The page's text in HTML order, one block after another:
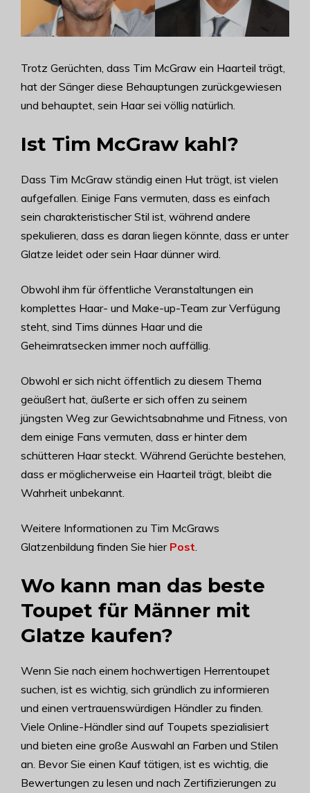
Trotz Gerüchten, dass Tim McGraw ein Haarteil trägt,
hat der Sänger diese Behauptungen zurückgewiesen
und behauptet, sein Haar sei völlig natürlich.
Ist Tim McGraw kahl?
Dass Tim McGraw ständig einen Hut trägt, ist vielen
aufgefallen. Einige Fans vermuten, dass es einfach
sein charakteristischer Stil ist, während andere
spekulieren, dass es daran liegen könnte, dass er unter
Glatze leidet oder sein Haar dünner wird.
Obwohl ihm für öffentliche Veranstaltungen ein
komplettes Haar- und Make-up-Team zur Verfügung
steht, sind Tims dünnes Haar und die
Geheimratsecken immer noch auffällig.
Obwohl er sich nicht öffentlich zu diesem Thema
geäußert hat, äußerte er sich offen zu seinem
jüngsten Weg zur Gewichtsabnahme und Fitness, von
dem einige Fans vermuten, dass er hinter dem
schütteren Haar steckt. Während Gerüchte bestehen,
dass er möglicherweise ein Haarteil trägt, bleibt die
Wahrheit unbekannt.
Weitere Informationen zu Tim McGraws
Glatzenbildung finden Sie hier Post.
Wo kann man das beste
Toupet für Männer mit
Glatze kaufen?
Wenn Sie nach einem hochwertigen Herrentoupet
suchen, ist es wichtig, sich gründlich zu informieren
und einen vertrauenswürdigen Händler zu finden.
Viele Online-Händler sind auf Toupets spezialisiert
und bieten eine große Auswahl an Farben und Stilen
an. Bevor Sie einen Kauf tätigen, ist es wichtig, die
Bewertungen zu lesen und nach Zertifizierungen zu